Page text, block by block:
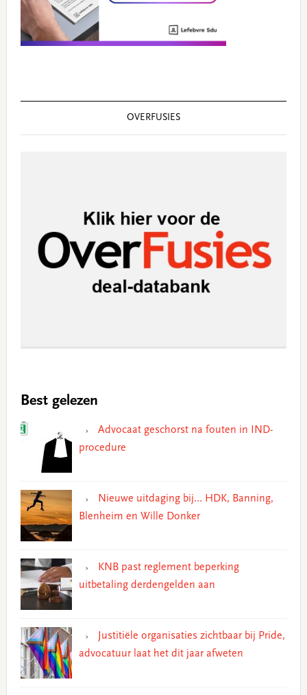
OVERFUSIES
Best gelezen
Advocaat geschorst na fouten in IND-
procedure
Nieuwe uitdaging bij… HDK, Banning,
Blenheim en Wille Donker
KNB past reglement beperking
uitbetaling derdengelden aan
Justitiële organisaties zichtbaar bij Pride,
advocatuur laat het dit jaar afweten